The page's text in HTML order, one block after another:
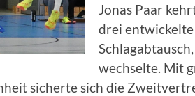
Jonas Paar
drei entwickelte
wechselte. Mit
sicherte sich die